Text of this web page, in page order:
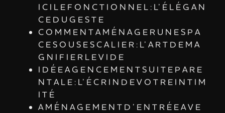
I C I L E F O N C T I O N N E L : L’ É L É G A N
C E D U G E S T E
C O M M E N T A M É N A G E R U N E S P A
C E S O U S E S C A L I E R : L’ A R T D E M A
G N I F I E R L E V I D E
I D É E A G E N C E M E N T S U I T E P A R E
N T A L E : L’ É C R I N D E V O T R E I N T I M
I T É
A M É N A G E M E N T D ’ E N T R É E A V E